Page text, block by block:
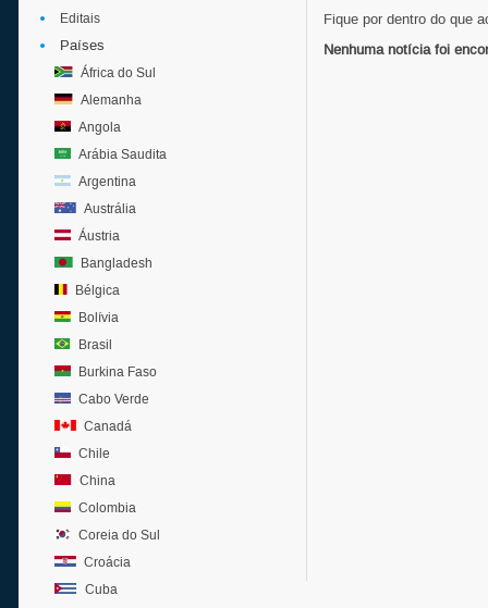
Editais
Países
África do Sul
Alemanha
Angola
Arábia Saudita
Argentina
Austrália
Áustria
Bangladesh
Bélgica
Bolívia
Brasil
Burkina Faso
Cabo Verde
Canadá
Chile
China
Colombia
Coreia do Sul
Croácia
Cuba
Fique por dentro do que
Nenhuma notícia foi